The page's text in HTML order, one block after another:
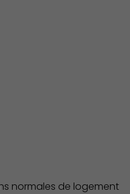
normales de logement